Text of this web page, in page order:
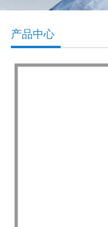
产品中心